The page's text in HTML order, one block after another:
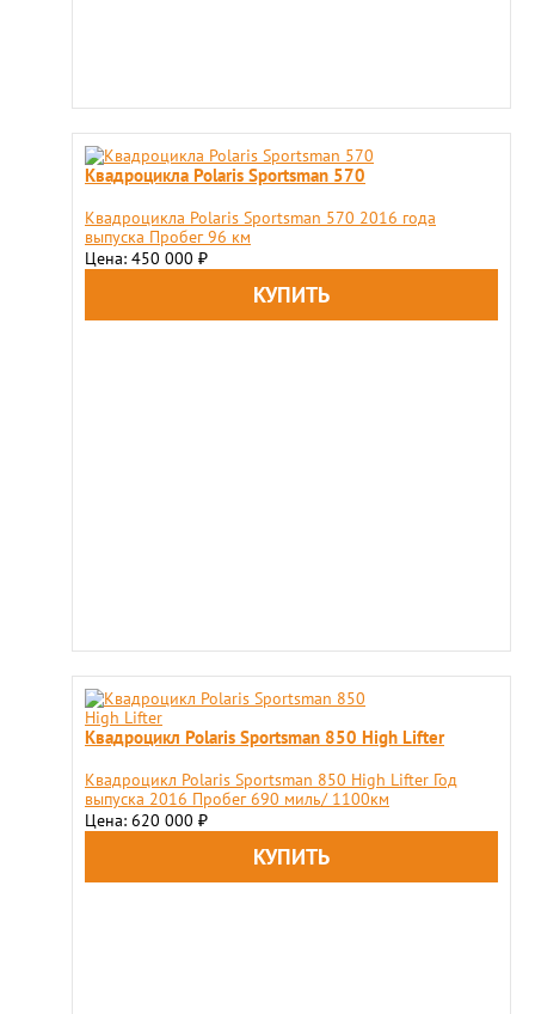
Квадроцикла Polaris Sportsman 570
Квадроцикла Polaris Sportsman 570 2016 года
выпуска Пробег 96 км
Цена: 450 000 ₽
Квадроцикл Polaris Sportsman 850 High Lifter
Квадроцикл Polaris Sportsman 850 High Lifter Год
выпуска 2016 Пробег 690 миль/ 1100км
Цена: 620 000 ₽